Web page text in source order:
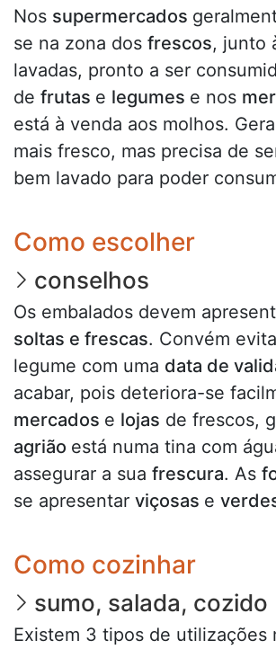
Nos supermercados
se na zona dos frescos, junto
lavadas, pronto a ser
de frutas e legumes e nos
está à venda aos molhos.
mais fresco, mas precisa de
bem lavado para poder
Como escolher
conselhos
Os embalados devem
soltas e frescas. Convém
legume com uma data de
acabar, pois deteriora-se
mercados e lojas de frescos,
agrião está numa tina com
assegurar a sua frescura. As
se apresentar viçosas e
Como cozinhar
sumo, salada, cozido
Existem 3 tipos de utilizações